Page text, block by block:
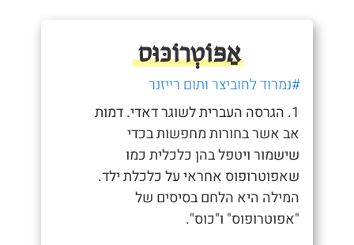
אַפּוֹטְרוֹכּוּס
#נמרוד לחוביצר ותום רייזנר
1. הגרסה העברית לשוגר דאדי. דמות
אב אשר בחורות מחפשות בכדי
שישמור ויטפל בהן כלכלית כמו
שאפוטרופוס אחראי על כלכלת ילד.
המילה היא הלחם בסיסים של
"אפוטרופוס" ו"כוס".